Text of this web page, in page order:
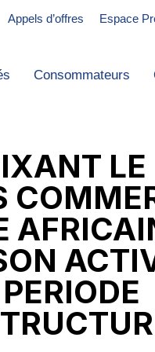
Appels d’offres Espace
Consommateurs